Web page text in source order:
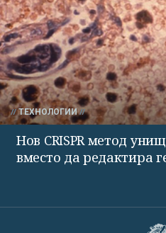
ТЕХНОЛОГИИ
Нов CRISPR метод
вместо да редактира